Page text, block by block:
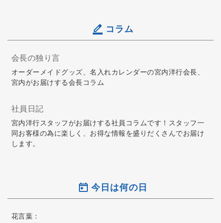
コラム
会長の独り言
オーダーメイドグッズ、名入れカレンダーの宮内洋行会長、
宮内がお届けする会長コラム
社員日記
宮内洋行スタッフがお届けする社員コラムです！スタッフ一
同お客様の為に楽しく、お得な情報を盛りだくさんでお届け
します。
今日は何の日
花言葉：